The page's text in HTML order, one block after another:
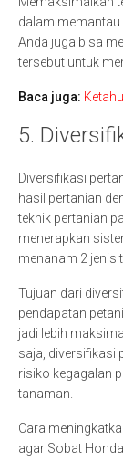
dalam memantau
Anda juga bisa
tersebut untuk
Baca juga:
5.
Diversifikasi
hasil pertanian
teknik pertanian
menerapkan
menanam 2 jenis
Tujuan dari
pendapatan
jadi lebih
saja, diversifikasi
risiko kegagalan
tanaman.
Cara
agar Sobat